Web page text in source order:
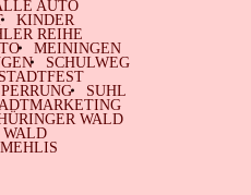
AUTO
KINDER
REIHE
MEININGEN
SCHULWEG
STADTFEST
SUHL
WALD
WALD